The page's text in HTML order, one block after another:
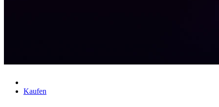
Kaufen